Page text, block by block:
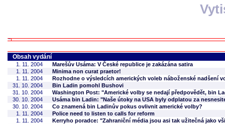
Obsah vydání
1. 11. 2004
Marešův Usáma: V České republice je zakázána satira
1. 11. 2004
Minima non curat praetor!
1. 11. 2004
Rozhodne o výsledcích amerických voleb náboženské nadšení
31. 10. 2004
Bin Ladin pomohl Bushovi
31. 10. 2004
Washington Post: "Americké volby se nedají předpovědět, bin
30. 10. 2004
Usáma bin Ladin: "Naše útoky na USA byly odplatou za
30. 10. 2004
Co znamená bin Ladinův pokus ovlivnit americké volby?
1. 11. 2004
Police need to listen to calls for reform
1. 11. 2004
Kerryho poradce: "Zahraniční média jsou asi tak užitečná jako